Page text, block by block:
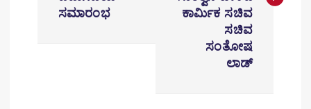
ಸಮಾರಂಭ
ಕಾರ್ಮಿಕ ಸಚಿವ
ಸಚಿವ
ಸಂತೋಷ
ಲಾಡ್